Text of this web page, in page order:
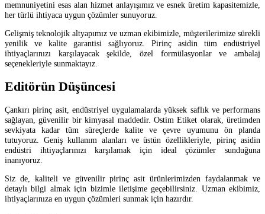
memnuniyetini esas alan hizmet anlayışımız ve esnek üretim kapasitemizle,
her türlü ihtiyaca uygun çözümler sunuyoruz.
Gelişmiş teknolojik altyapımız ve uzman ekibimizle, müşterilerimize sürekli
yenilik ve kalite garantisi sağlıyoruz. Pirinç asidin tüm endüstriyel
ihtiyaçlarınızı karşılayacak şekilde, özel formülasyonlar ve ambalaj
seçenekleriyle sunmaktayız.
Editörün Düşüncesi
Çankırı pirinç asit, endüstriyel uygulamalarda yüksek saflık ve performans
sağlayan, güvenilir bir kimyasal maddedir. Ostim Etiket olarak, üretimden
sevkiyata kadar tüm süreçlerde kalite ve çevre uyumunu ön planda
tutuyoruz. Geniş kullanım alanları ve üstün özellikleriyle, pirinç asidin
endüstri ihtiyaçlarınızı karşılamak için ideal çözümler sunduğuna
inanıyoruz.
Siz de, kaliteli ve güvenilir pirinç asit ürünlerimizden faydalanmak ve
detaylı bilgi almak için bizimle iletişime geçebilirsiniz. Uzman ekibimiz,
ihtiyaçlarınıza en uygun çözümleri sunmak için hazırdır.